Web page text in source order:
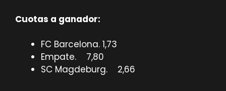
Cuotas a ganador:
FC Barcelona. 1,73
Empate. 7,80
SC Magdeburg. 2,66